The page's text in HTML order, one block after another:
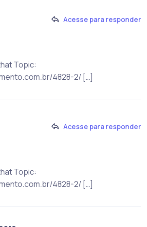
Acesse para responder
Topic:
4828-2/ […]
Acesse para responder
Topic:
4828-2/ […]